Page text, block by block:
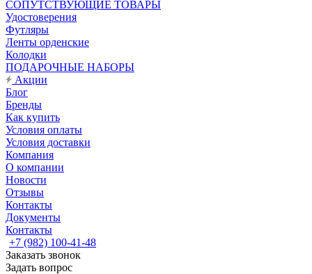
СОПУТСТВУЮЩИЕ ТОВАРЫ
Удостоверения
Футляры
Ленты орденские
Колодки
ПОДАРОЧНЫЕ НАБОРЫ
Акции
Блог
Бренды
Как купить
Условия оплаты
Условия доставки
Компания
О компании
Новости
Отзывы
Контакты
Документы
Контакты
+7 (982) 100-41-48
Заказать звонок
Задать вопрос